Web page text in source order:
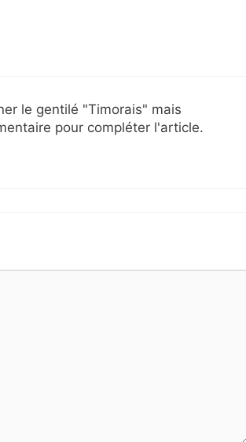
le gentilé "Timorais" mais
pour compléter l'article.